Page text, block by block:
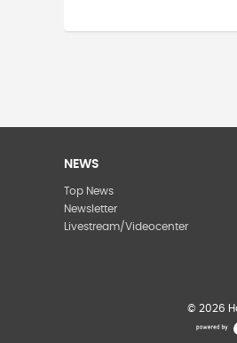
NEWS
Top News
Newsletter
Livestream/Videocenter
© 2026